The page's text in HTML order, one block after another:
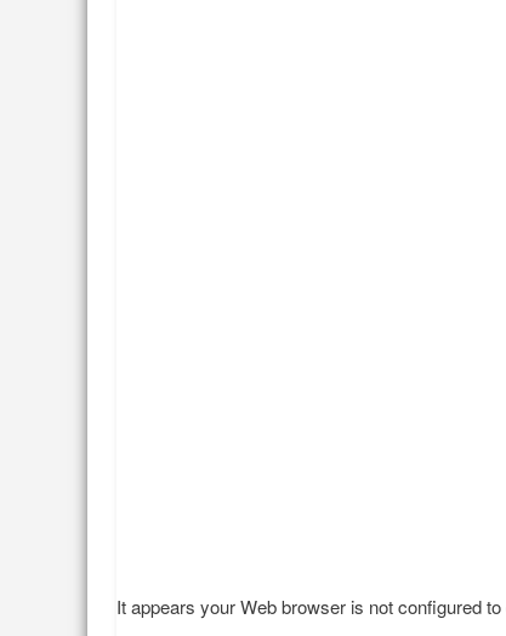
It appears your Web browser is not configured